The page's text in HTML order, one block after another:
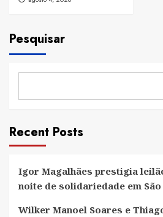
Pesquisar
Recent Posts
Igor Magalhães prestigia
noite de solidariedade em São
Wilker Manoel Soares e